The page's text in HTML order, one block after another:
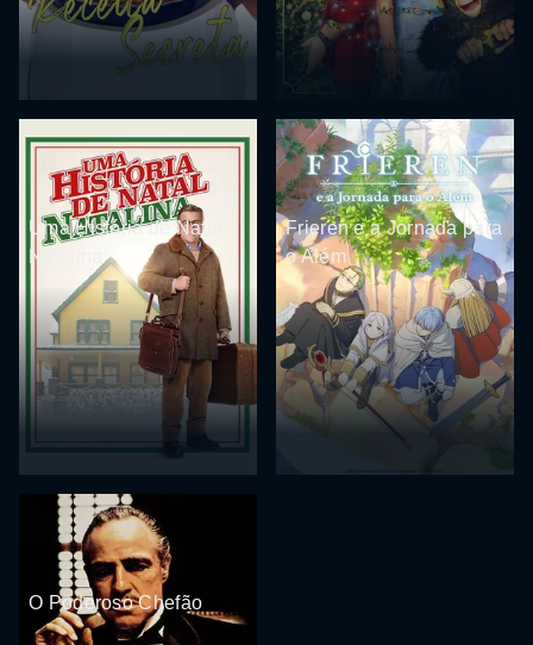
Uma História de Natal
Natalina
Frieren e a Jornada para
o Além
O Poderoso Chefão